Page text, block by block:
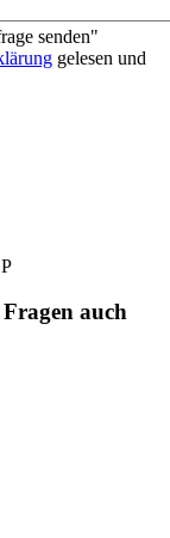
senden"
gelesen und
auch